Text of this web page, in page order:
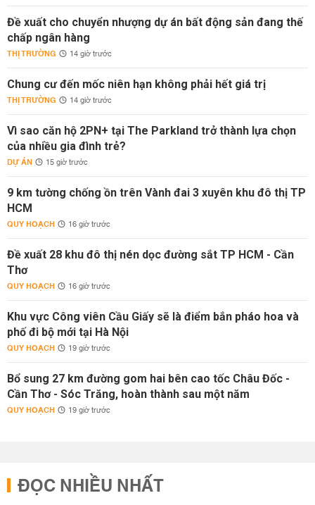
Đề xuất cho chuyển nhượng dự án bất động sản đang thế
chấp ngân hàng
THỊ TRƯỜNG 14 giờ trước
Chung cư đến mốc niên hạn không phải hết giá trị
THỊ TRƯỜNG 14 giờ trước
Vì sao căn hộ 2PN+ tại The Parkland trở thành lựa chọn
của nhiều gia đình trẻ?
DỰ ÁN 15 giờ trước
9 km tường chống ồn trên Vành đai 3 xuyên khu đô thị TP
HCM
QUY HOẠCH 16 giờ trước
Đề xuất 28 khu đô thị nén dọc đường sắt TP HCM - Cần
Thơ
QUY HOẠCH 16 giờ trước
Khu vực Công viên Cầu Giấy sẽ là điểm bắn pháo hoa và
phố đi bộ mới tại Hà Nội
QUY HOẠCH 19 giờ trước
Bổ sung 27 km đường gom hai bên cao tốc Châu Đốc -
Cần Thơ - Sóc Trăng, hoàn thành sau một năm
QUY HOẠCH 19 giờ trước
ĐỌC NHIỀU NHẤT